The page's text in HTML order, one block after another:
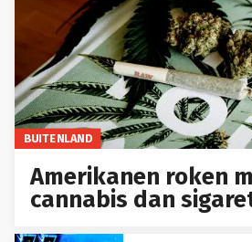
BUITENLAND
Amerikanen roken
cannabis dan